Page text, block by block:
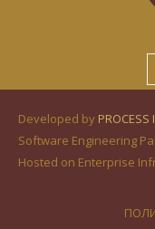
Developed by PROCESS
Software Engineering
Hosted on Enterprise